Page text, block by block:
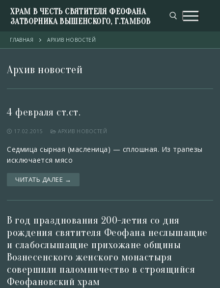
ХРАМ В ЧЕСТЬ СВЯТИТЕЛЯ ФЕОФАНА
ЗАТВОРНИКА ВЫШЕНСКОГО, Г.ТАМБОВ
ГЛАВНАЯ АРХИВ НОВОСТЕЙ
Архив новостей
4 февраля ст.ст.
17.02.2015 АРХИВ НОВОСТЕЙ
Седмица cырная (масленица) — сплошная. Из трапезы
исключается мясо
ЧИТАТЬ ДАЛЕЕ →
В год празднования 200-летия со дня
рождения святителя Феофана неслышащие
и слабослышащие прихожане общины
Вознесенского женского монастыря
совершили паломничество в строящийся
Феофановский храм